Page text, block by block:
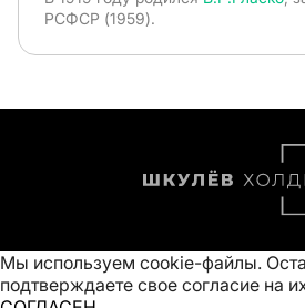
РСФСР (1959).
Мы используем cookie-файлы.
подтверждаете свое согласие на